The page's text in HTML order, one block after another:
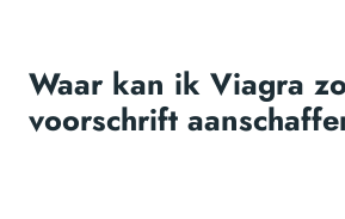
Waar kan ik Viagra
voorschrift